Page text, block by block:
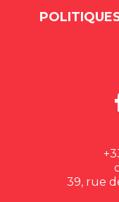
39, rue